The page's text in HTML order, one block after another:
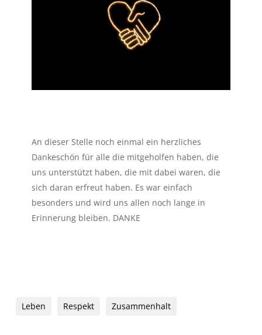
An dieser Stelle noch einmal ein herzliches
Dankeschön für alle die mitgeholfen haben, die
uns unterstützt haben, die mit dabei waren, die
sich daran erfreut haben. Es war einfach
besonders und wird uns allen noch lange in
Erinnerung bleiben. DANKE
Leben Respekt Zusammenhalt